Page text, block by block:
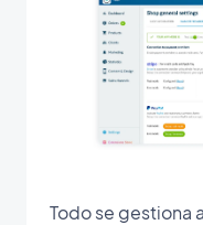
Todo se gestiona